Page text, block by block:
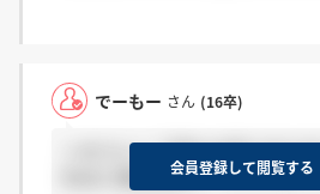
でーもー さん (16卒)
＞まさんへ 丁寧なお答えあり
先ほど通過連絡をいただきまし
会員登録して閲覧する